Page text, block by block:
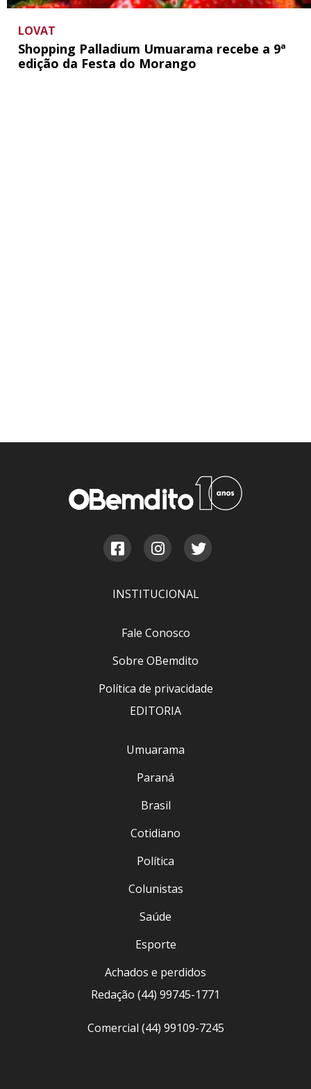
LOVAT
Shopping Palladium Umuarama recebe a 9ª
edição da Festa do Morango
INSTITUCIONAL
Fale Conosco
Sobre OBemdito
Política de privacidade
EDITORIA
Umuarama
Paraná
Brasil
Cotidiano
Política
Colunistas
Saúde
Esporte
Achados e perdidos
Redação (44) 99745-1771
Comercial (44) 99109-7245